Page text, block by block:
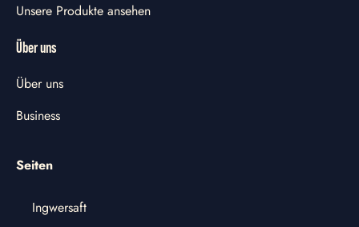
Unsere Produkte ansehen
Über uns
Über uns
Business
Seiten
Ingwersaft